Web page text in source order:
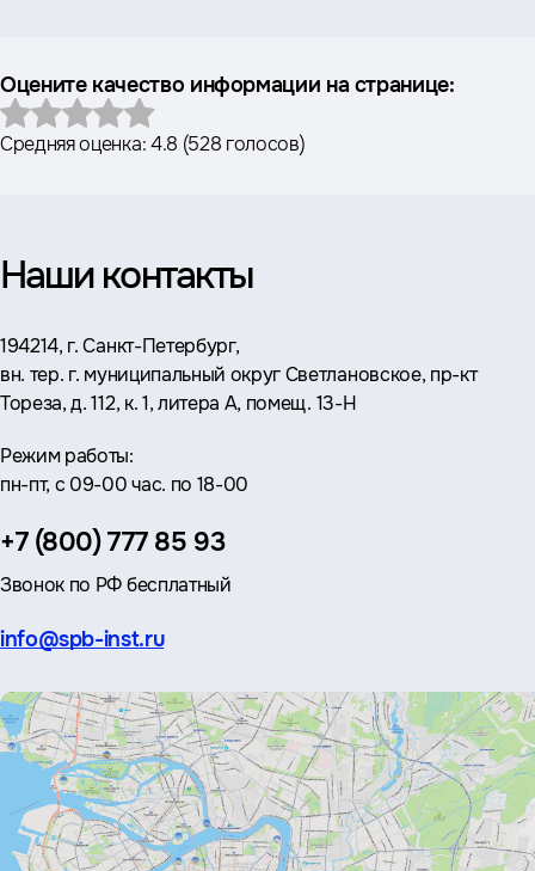
Оцените качество информации на странице:
Средняя оценка:4.8 (528 голосов)
Наши контакты
Адрес:
194214, г. Санкт-Петербург,
вн. тер. г. муниципальный округ Светлановское, пр-кт
Тореза, д. 112, к. 1, литера А, помещ. 13-Н
Режим работы:
пн-пт, с 09-00 час. по 18-00
Телефон:
+7 (800) 777 85 93
Звонок по РФ бесплатный
Эл.
info@spb-inst.ru